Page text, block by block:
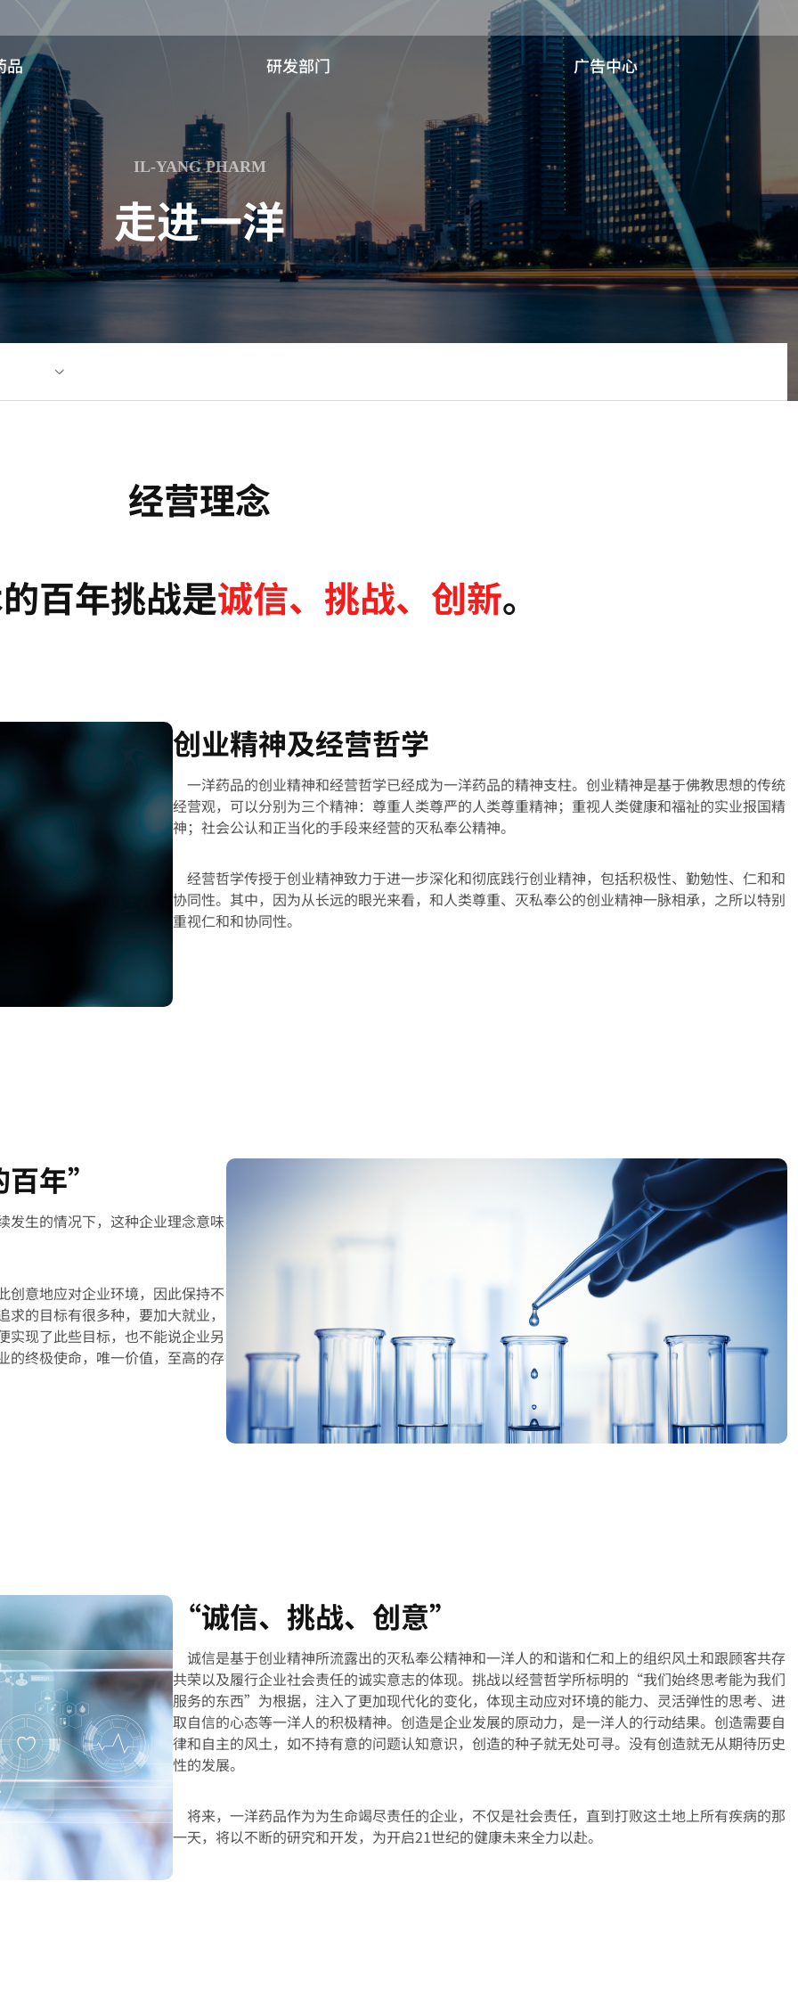
品 研发部门 广告中心
地
一洋研究所
研发前景
主要研究成果
专利
公司历史
公司杂志
IL-YANG PHARM
走进一洋
经营理念
百年挑战是诚信、挑战、创新。
创业精神及经营哲学
一洋药品的创业精神和经营哲学已经成为一洋药品的精神支柱。创业精神是基于佛教思想的传统
经营观，可以分别为三个精神：尊重人类尊严的人类尊重精神；重视人类健康和福祉的实业报国精
神；社会公认和正当化的手段来经营的灭私奉公精神。
经营哲学传授于创业精神致力于进一步深化和彻底践行创业精神，包括积极性、勤勉性、仁和和
协同性。其中，因为从长远的眼光来看，和人类尊重、灭私奉公的创业精神一脉相承，之所以特别
重视仁和和协同性。
年”
发生的情况下，这种企业理念意味
创意地应对企业环境，因此保持不
的目标有很多种，要加大就业，
实现了此些目标，也不能说企业另
的终极使命，唯一价值，至高的存
“诚信、挑战、创意”
诚信是基于创业精神所流露出的灭私奉公精神和一洋人的和谐和仁和上的组织风土和跟顾客共存
共荣以及履行企业社会责任的诚实意志的体现。挑战以经营哲学所标明的“我们始终思考能为我们
服务的东西”为根据，注入了更加现代化的变化，体现主动应对环境的能力、灵活弹性的思考、进
取自信的心态等一洋人的积极精神。创造是企业发展的原动力，是一洋人的行动结果。创造需要自
律和自主的风土，如不持有意的问题认知意识，创造的种子就无处可寻。没有创造就无从期待历史
性的发展。
将来，一洋药品作为为生命竭尽责任的企业，不仅是社会责任，直到打败这土地上所有疾病的那
一天，将以不断的研究和开发，为开启21世纪的健康未来全力以赴。